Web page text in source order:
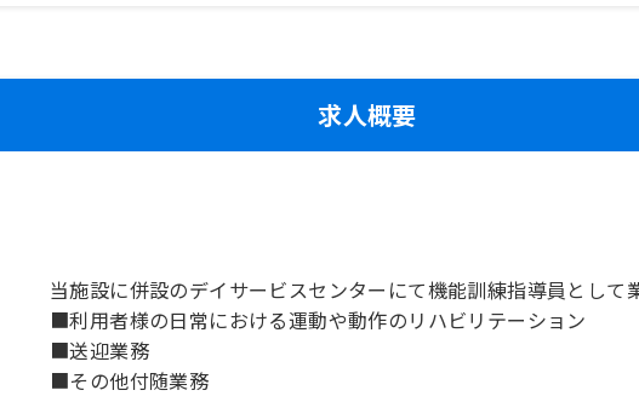
求人概要
当施設に併設のデイサービスセンターにて機能訓練指導員として
■利用者様の日常における運動や動作のリハビリテーション
■送迎業務
■その他付随業務